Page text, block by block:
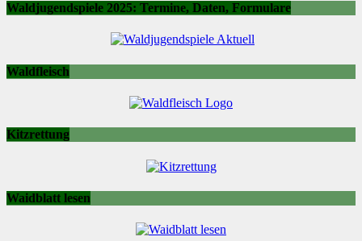
Waldjugendspiele 2025: Termine, Daten, Formulare
Waldfleisch
Kitzrettung
Waidblatt lesen